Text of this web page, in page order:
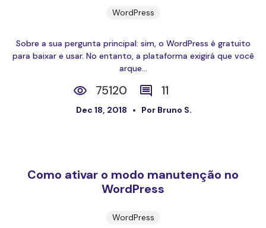
WordPress
Sobre a sua pergunta principal: sim, o WordPress é gratuito
para baixar e usar. No entanto, a plataforma exigirá que você
arque...
75120 11
Dec 18, 2018 Por Bruno S.
Como ativar o modo manutenção no
WordPress
WordPress